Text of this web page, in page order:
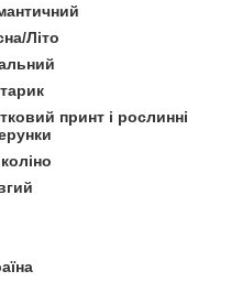
Літо
принт і рослинні